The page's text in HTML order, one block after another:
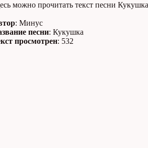
можно прочитать текст песни
: Минус
песни: Кукушка
просмотрен: 532